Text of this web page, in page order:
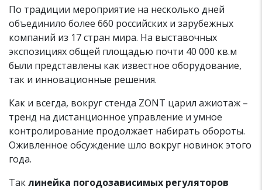
По традиции мероприятие на несколько дней
объединило более 660 российских и зарубежных
компаний из 17 стран мира. На выставочных
экспозициях общей площадью почти 40 000 кв.м
были представлены как известное оборудование,
так и инновационные решения.
Как и всегда, вокруг стенда ZONT царил ажиотаж –
тренд на дистанционное управление и умное
контролирование продолжает набирать обороты.
Оживленное обсуждение шло вокруг новинок этого
года.
Таклинейка погодозависимых регуляторов